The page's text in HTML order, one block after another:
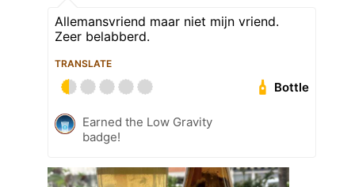
Allemansvriend maar niet mijn vriend.
Zeer belabberd.
TRANSLATE
Bottle
Earned the Low Gravity
badge!